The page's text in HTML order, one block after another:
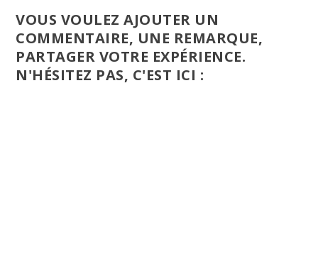
VOUS VOULEZ AJOUTER UN
COMMENTAIRE, UNE REMARQUE,
PARTAGER VOTRE EXPÉRIENCE.
N'HÉSITEZ PAS, C'EST ICI :